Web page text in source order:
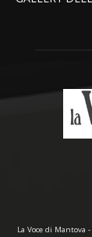
La Voce di Mantova